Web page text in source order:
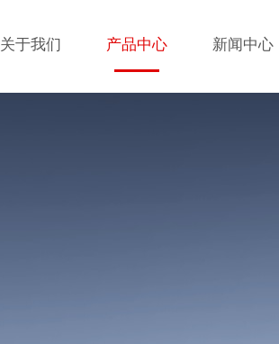
关于我们 产品中心 新闻中心